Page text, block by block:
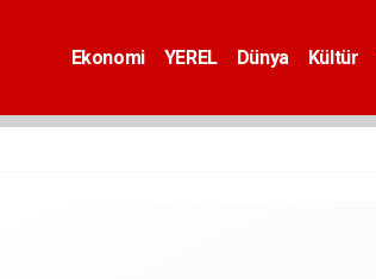
Ekonomi YEREL Dünya Kültür